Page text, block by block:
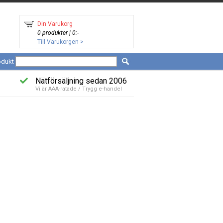
Din Varukorg
0 produkter | 0:-
Till Varukorgen >
Nätförsäljning sedan 2006
Vi är AAA-ratade / Trygg e-handel